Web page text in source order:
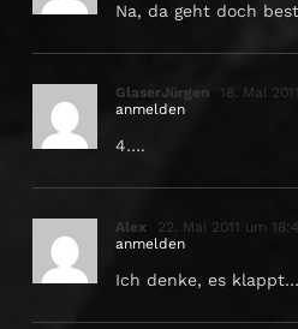
Na, da geht doch
GlaserJürgen 18. Mai
anmelden
4….
Alex 22. Mai 2011 um
anmelden
Ich denke, es klappt…